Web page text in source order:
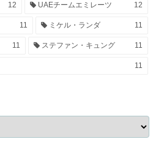
12 UAEチームエミレーツ 12
11 ミケル・ランダ 11
11 ステファン・キュング 11
11